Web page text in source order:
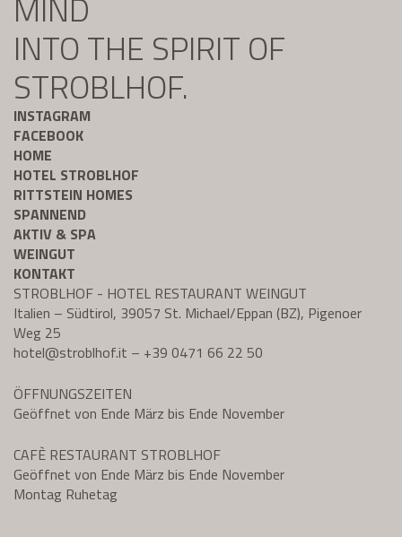
INTO THE SPIRIT OF
STROBLHOF.
INSTAGRAM
FACEBOOK
HOME
HOTEL STROBLHOF
RITTSTEIN HOMES
SPANNEND
AKTIV & SPA
WEINGUT
KONTAKT
STROBLHOF - HOTEL RESTAURANT WEINGUT
Italien – Südtirol, 39057 St. Michael/Eppan (BZ), Pigenoer
Weg 25
hotel@stroblhof.it – +39 0471 66 22 50
ÖFFNUNGSZEITEN
Geöffnet von Ende März bis Ende November
CAFÈ RESTAURANT STROBLHOF
Geöffnet von Ende März bis Ende November
Montag Ruhetag